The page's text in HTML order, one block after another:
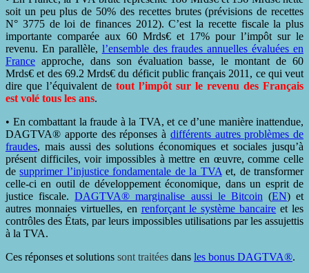
soit un peu plus de 50% des recettes brutes (prévisions de recettes
N° 3775 de loi de finances 2012). C’est la recette fiscale la plus
importante comparée aux 60 Mrds€ et 17% pour l’impôt sur le
revenu. En parallèle, l’ensemble des fraudes annuelles évaluées en
France approche, dans son évaluation basse, le montant de 60
Mrds€ et des 69.2 Mrds€ du déficit public français 2011, ce qui veut
dire que l’équivalent de tout l’impôt sur le revenu des Français
est volé tous les ans.
• En combattant la fraude à la TVA, et ce d’une manière inattendue,
DAGTVA® apporte des réponses à différents autres problèmes de
fraudes, mais aussi des solutions économiques et sociales jusqu’à
présent difficiles, voir impossibles à mettre en œuvre, comme celle
desupprimer l’injustice fondamentale de la TVA et, de transformer
celle-ci en outil de développement économique, dans un esprit de
justice fiscale.DAGTVA® marginalise aussi le Bitcoin (EN) et
autres monnaies virtuelles, en renforçant le système bancaire et les
contrôles des États, par leurs impossibles utilisations par les assujettis
à la TVA.
Ces réponses et solutions sont traitées dans les bonus DAGTVA®.